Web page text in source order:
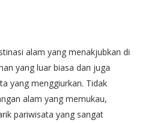
alam yang menakjubkan di
yang luar biasa dan juga
yang menggiurkan. Tidak
alam yang memukau,
pariwisata yang sangat